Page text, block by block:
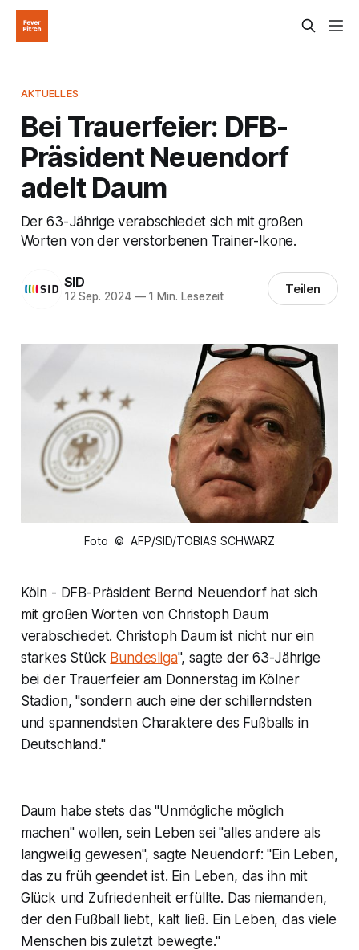
AKTUELLES
Bei Trauerfeier: DFB-
Präsident Neuendorf
adelt Daum
Der 63-Jährige verabschiedet sich mit großen
Worten von der verstorbenen Trainer-Ikone.
SID
12 Sep. 2024 —1 Min. Lesezeit Teilen
Foto © AFP/SID/TOBIAS SCHWARZ
Köln - DFB-Präsident Bernd Neuendorf hat sich
mit großen Worten von Christoph Daum
verabschiedet. Christoph Daum ist nicht nur ein
starkes Stück Bundesliga", sagte der 63-Jährige
bei der Trauerfeier am Donnerstag im Kölner
Stadion, "sondern auch eine der schillerndsten
und spannendsten Charaktere des Fußballs in
Deutschland."
Daum habe stets das "Unmögliche möglich
machen" wollen, sein Leben sei "alles andere als
langweilig gewesen", sagte Neuendorf: "Ein Leben,
das zu früh geendet ist. Ein Leben, das ihn mit
Glück und Zufriedenheit erfüllte. Das niemanden,
der den Fußball liebt, kalt ließ. Ein Leben, das viele
Menschen bis zuletzt bewegte."